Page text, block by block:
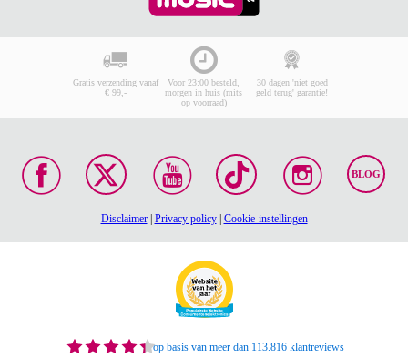
Gratis verzending vanaf
€ 99,-
Voor 23:00 besteld,
morgen in huis (mits
op voorraad)
30 dagen 'niet goed
geld terug' garantie!
BLOG
Disclaimer| Privacy policy| Cookie-instellingen
op basis van meer dan 113.816 klantreviews